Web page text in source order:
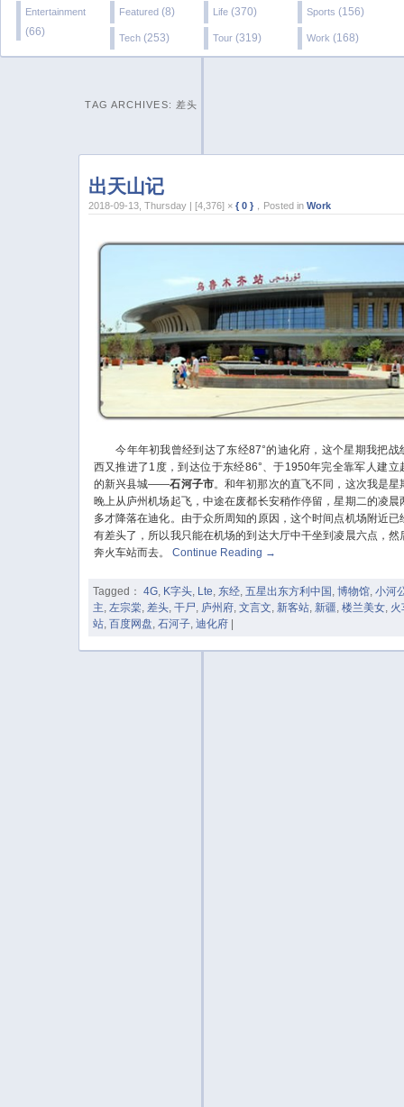
Entertainment
(66)
Featured (8) Life (370) Sports (156)
Tech (253) Tour (319) Work (168)
TAG ARCHIVES: 差头
出天山记
2018-09-13, Thursday | [4,376] ×{ 0 } ，Posted inWork
今年年初我曾经到达了东经87°的迪化府，这个星期我把战
西又推进了1度，到达位于东经86°、于1950年完全靠军人建立
的新兴县城——石河子市。和年初那次的直飞不同，这次我是星
晚上从庐州机场起飞，中途在废都长安稍作停留，星期二的凌晨
多才降落在迪化。由于众所周知的原因，这个时间点机场附近已
有差头了，所以我只能在机场的到达大厅中干坐到凌晨六点，然
奔火车站而去。
Continue Reading →
Tagged： 4G, K字头, Lte, 东经,五星出东方利中国 ,博物馆,小河
主,左宗棠, 差头,干尸, 庐州府,文言文, 新客站, 新疆,楼兰美女, 火
站,百度网盘,石河子,迪化府